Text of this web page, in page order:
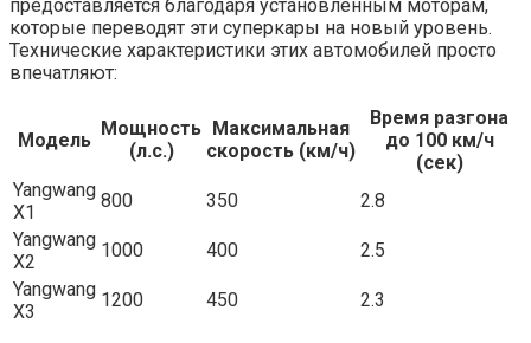
предоставляется благодаря установленным моторам,
которые переводят эти суперкары на новый уровень.
Технические характеристики этих автомобилей просто
впечатляют:
Модель
Мощность
(л.с.)
Максимальная
скорость (км/ч)
Время разгона
до 100 км/ч
(сек)
Yangwang
X1
800 350
2.8
Yangwang
X2
1000 400
2.5
Yangwang
X3
1200 450 2.3